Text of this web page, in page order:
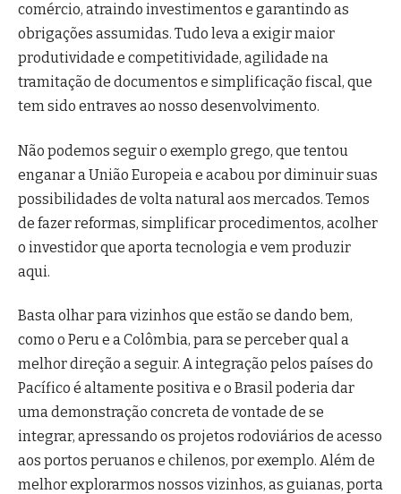
comércio, atraindo investimentos e garantindo as
obrigações assumidas. Tudo leva a exigir maior
produtividade e competitividade, agilidade na
tramitação de documentos e simplificação fiscal, que
tem sido entraves ao nosso desenvolvimento.
Não podemos seguir o exemplo grego, que tentou
enganar a União Europeia e acabou por diminuir suas
possibilidades de volta natural aos mercados. Temos
de fazer reformas, simplificar procedimentos, acolher
o investidor que aporta tecnologia e vem produzir
aqui.
Basta olhar para vizinhos que estão se dando bem,
como o Peru e a Colômbia, para se perceber qual a
melhor direção a seguir. A integração pelos países do
Pacífico é altamente positiva e o Brasil poderia dar
uma demonstração concreta de vontade de se
integrar, apressando os projetos rodoviários de acesso
aos portos peruanos e chilenos, por exemplo. Além de
melhor explorarmos nossos vizinhos, as guianas, porta